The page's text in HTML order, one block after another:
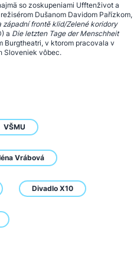
so zoskupeniami Ufftenživot a
Dušanom Davidom Pařízkom,
západní frontě klid/Zelené koridory
a Die letzten Tage der Menschheit
Burgtheatri, v ktorom pracovala v
Sloveniek vôbec.
VŠMU
Vrábová
Divadlo X10